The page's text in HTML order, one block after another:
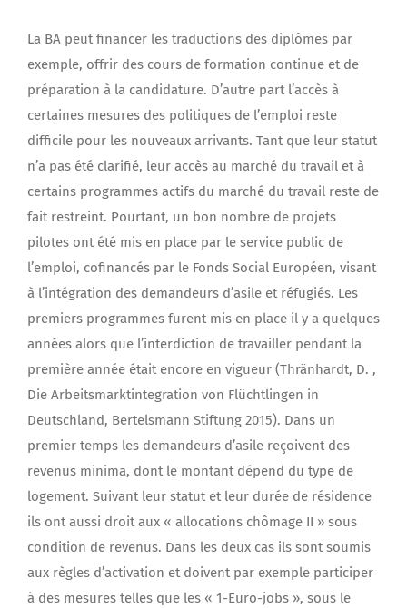
La BA peut financer les traductions des diplômes par
exemple, offrir des cours de formation continue et de
préparation à la candidature. D’autre part l’accès à
certaines mesures des politiques de l’emploi reste
difficile pour les nouveaux arrivants. Tant que leur statut
n’a pas été clarifié, leur accès au marché du travail et à
certains programmes actifs du marché du travail reste de
fait restreint. Pourtant, un bon nombre de projets
pilotes ont été mis en place par le service public de
l’emploi, cofinancés par le Fonds Social Européen, visant
à l’intégration des demandeurs d’asile et réfugiés. Les
premiers programmes furent mis en place il y a quelques
années alors que l’interdiction de travailler pendant la
première année était encore en vigueur (Thränhardt, D. ,
Die Arbeitsmarktintegration von Flüchtlingen in
Deutschland, Bertelsmann Stiftung 2015). Dans un
premier temps les demandeurs d’asile reçoivent des
revenus minima, dont le montant dépend du type de
logement. Suivant leur statut et leur durée de résidence
ils ont aussi droit aux « allocations chômage II » sous
condition de revenus. Dans les deux cas ils sont soumis
aux règles d’activation et doivent par exemple participer
à des mesures telles que les « 1-Euro-jobs », sous le